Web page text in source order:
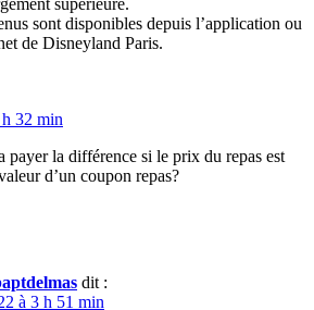
sont disponibles depuis l’application ou
de Disneyland Paris.
32 min
payer la différence si le prix du repas est
d’un coupon repas?
dit :
à 3 h 51 min